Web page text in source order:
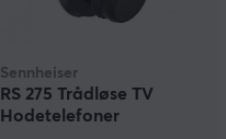
Sennheiser
RS 275 Trådløse TV
Hodetelefoner